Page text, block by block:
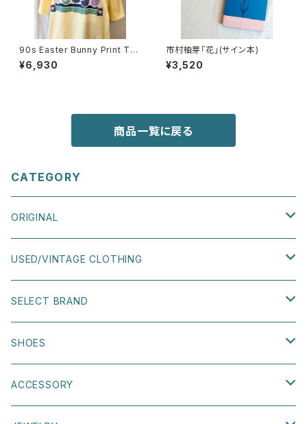
90s Easter Bunny Print Te
e
¥6,930
市村柚芽「花」(サイン本)
¥3,520
商品一覧に戻る
CATEGORY
ORIGINAL
TEE
SWEATSHIRT
BAG
HEADWEAR
USED/VINTAGE CLOTHING
TOPS
TEE
SWEATSHIRT
BOTTOMS
OUTER
SELECT BRAND
DISH ARTS
VANS
SHOES
size 22cm〜25cm
ACCESSORY